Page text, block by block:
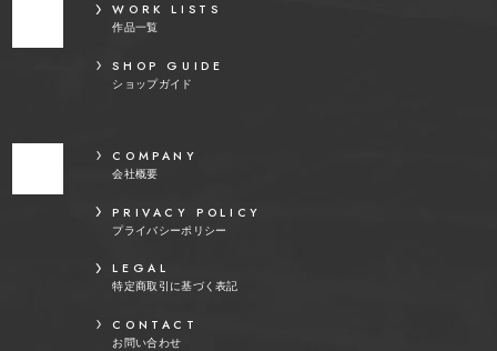
WORK LISTS
作品一覧
SHOP GUIDE
ショップガイド
COMPANY
会社概要
PRIVACY POLICY
プライバシーポリシー
LEGAL
特定商取引に基づく表記
CONTACT
お問い合わせ